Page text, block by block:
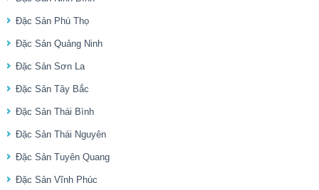
Đặc Sản Phú Thọ
Đặc Sản Quảng Ninh
Đặc Sản Sơn La
Đặc Sản Tây Bắc
Đặc Sản Thái Bình
Đặc Sản Thái Nguyên
Đặc Sản Tuyên Quang
Đặc Sản Vĩnh Phúc